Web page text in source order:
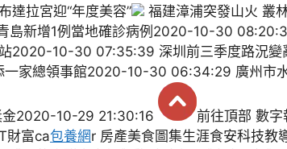
達拉宮迎“年度美容”
福建漳浦突發山火 叢
島新增1例當地確診病例2020-10-30
2020-10-30 07:35:39 深圳前三季度路況變
家總領事館2020-10-30 06:34:29 廣州市水
2020-10-29 21:30:16
前往頂部 數
財富ca包養網r 房產美食圖集生涯食安科技教